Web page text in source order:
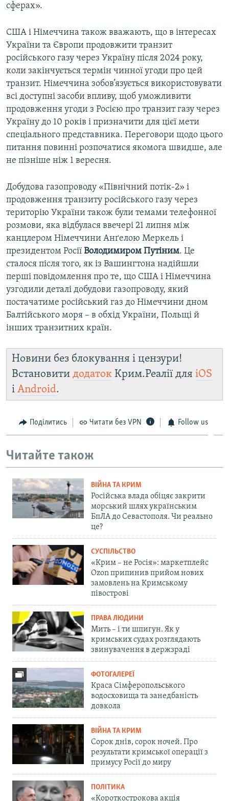
сферах».
США і Німеччина також вважають, що в інтересах
України та Європи продовжити транзит
російського газу через Україну після 2024 року,
коли закінчується термін чинної угоди про цей
транзит. Німеччина зобов’язується використовувати
всі доступні засоби впливу, щоб уможливити
продовження угоди з Росією про транзит газу через
Україну до 10 років і призначити для цієї мети
спеціального представника. Переговори щодо цього
питання повинні розпочатися якомога швидше, але
не пізніше ніж 1 вересня.
Добудова газопроводу «Північний потік-2» і
продовження транзиту російського газу через
територію України також були темами телефонної
розмови, яка відбулася ввечері 21 липня між
канцлером Німеччини Анґелою Меркель і
президентом Росії Володимиром Путіним. Це
сталося після того, як із Вашингтона надійшли
перші повідомлення про те, що США і Німеччина
узгодили деталі добудови газопроводу, який
постачатиме російський газ до Німеччини дном
Балтійського моря – в обхід України, Польщі й
інших транзитних країн.
Новини без блокування і цензури!
Встановити додаток Крим.Реалії для iOS
і Android.
Поділитись Читати без VPN Follow us
Читайте також
ВІЙНА ТА КРИМ
Російська влада обіцяє закрити
морський шлях українським
БпЛА до Севастополя. Чи реально
це?
СУСПІЛЬСТВО
«Крим – не Росія»: маркетплейс
Ozon припинив прийом нових
замовлень на Кримському
півострові
ПРАВА ЛЮДИНИ
Мить – і ти шпигун. Як у
кримських судах розглядають
звинувачення в держзраді
ФОТОГАЛЕРЕЇ
Краса Сімферопольського
водосховища та занедбаність
довкола
ВІЙНА ТА КРИМ
Сорок днів, сорок ночей. Про
результати кримської операції з
примусу Росії до миру
ПОЛІТИКА
«Короткострокова акція